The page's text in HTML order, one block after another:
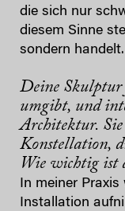
die sich nur
diesem Sinne
sondern handelt.
Deine Skulptur
umgibt, und
Architektur.
Konstellation,
Wie wichtig ist
In meiner Praxis
Installation